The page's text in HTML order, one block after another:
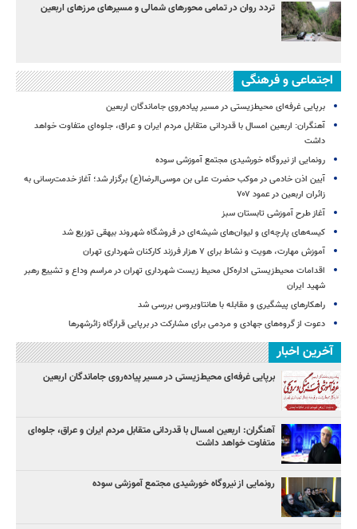
تردد روان در تمامی محورهای شمالی و مسیرهای مرزهای اربعین
اجتماعی و فرهنگی
برپایی غرفه‌ای محیط‌زیستی در مسیر پیاده‌روی جاماندگان اربعین
آهنگران: اربعین امسال با قدردانی متقابل مردم ایران و عراق، جلوه‌ای متفاوت خواهد
داشت
رونمایی از نیروگاه خورشیدی مجتمع آموزشی سوده
آیین اذن خادمی در موکب حضرت علی بن موسی‌الرضا(ع) برگزار شد؛ آغاز خدمت‌رسانی به
زائران اربعین در عمود ۷۰۷
آغاز طرح آموزشی تابستان سبز
کیسه‌های پارچه‌ای و لیوان‌های شیشه‌ای در فروشگاه شهروند بیهقی توزیع شد
آموزش مهارت، هویت و نشاط برای ۷ هزار فرزند کارکنان شهرداری تهران
اقدامات محیط‌زیستی اداره‌کل محیط زیست شهرداری تهران در مراسم وداع و تشییع رهبر
شهید ایران
راهکارهای پیشگیری و مقابله با هانتاویروس بررسی شد
دعوت از گروه‌های جهادی و مردمی برای مشارکت در برپایی قرارگاه زائرشهرها
آخرین اخبار
برپایی غرفه‌ای محیط‌زیستی در مسیر پیاده‌روی جاماندگان اربعین
آهنگران: اربعین امسال با قدردانی متقابل مردم ایران و عراق، جلوه‌ای
متفاوت خواهد داشت
رونمایی از نیروگاه خورشیدی مجتمع آموزشی سوده